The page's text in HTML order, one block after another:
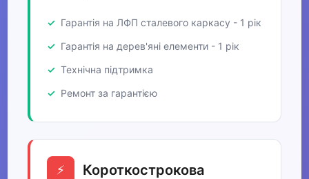
Гарантія на ЛФП сталевого каркасу - 1 рік
Гарантія на дерев'яні елементи - 1 рік
Технічна підтримка
Ремонт за гарантією
⚡ Короткострокова